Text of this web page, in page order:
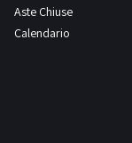
Aste Chiuse
Calendario